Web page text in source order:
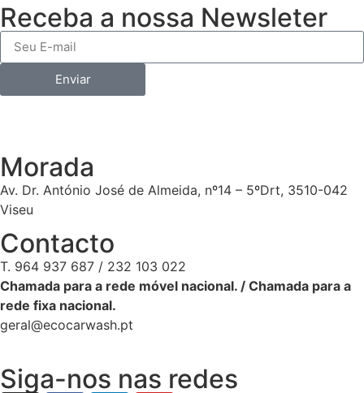
Receba a nossa Newsleter
Enviar
Morada
Av. Dr. António José de Almeida, nº14 – 5ºDrt, 3510-042
Viseu
Contacto
T. 964 937 687 / 232 103 022
Chamada para a rede móvel nacional. / Chamada para a
rede fixa nacional.
geral@ecocarwash.pt
Siga-nos nas redes